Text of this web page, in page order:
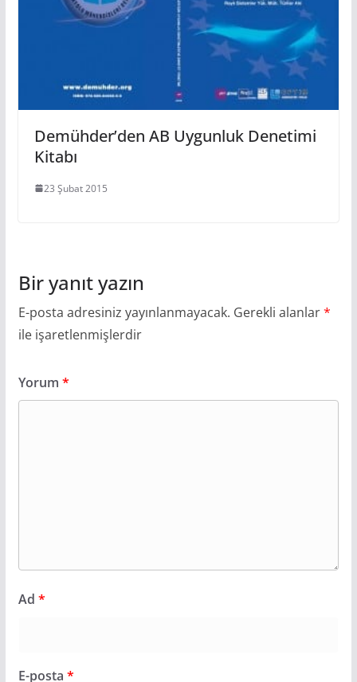
Demühder’den AB Uygunluk Denetimi
Kitabı
23 Şubat 2015
Bir yanıt yazın
E-posta adresiniz yayınlanmayacak. Gerekli alanlar*
ile işaretlenmişlerdir
Yorum *
Ad *
E-posta *